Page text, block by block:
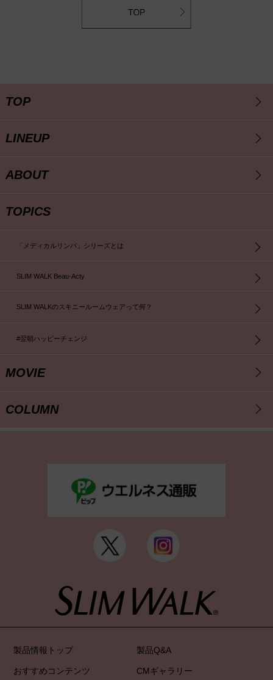
TOP
LINEUP
ABOUT
TOPICS
「メディカルリンパ」シリーズとは
SLIM WALK Beau-Acty
SLIM WALKのスキニールームウェアって何？
#翌朝ハッピーチェンジ
MOVIE
COLUMN
製品情報トップ 製品Q&A
おすすめコンテンツ CMギャラリー